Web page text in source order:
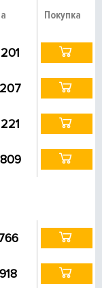
Покупка
918